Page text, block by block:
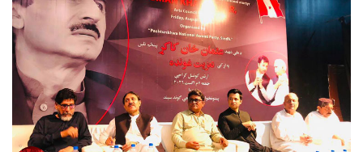
جنھن جا ثبوت سسٽم ختم ٿيڻ تي واضح ٿي آھن. سنڌ بلڊنگ ڪنٽرول
اٿارٽي ۾ سسٽم دوران ڪيتريون ئي غيرقانوني هائوسنگ اسڪيم شروع
ٿيون جنهن خلاف ڪارروائي نه ٿي سگهي هئي.
تازو نگران حڪومت اچڻ بعد ڊائريڪٽر جنرل سنڌ بلڊنگ ڪنٽرول اٿارٽي
اسحاق کهڙي ڪارروايون تيز ڪري ڇڏيون آهن جنهن ۾ ڪراچيءَ جي
مختلف علائقن ۾ قائم غير قانوني اسڪيمن جا نالا ظاهر ڪندي عوام